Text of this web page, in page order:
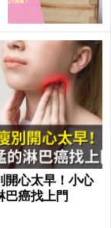
開心太早！小心
巴癌找上門